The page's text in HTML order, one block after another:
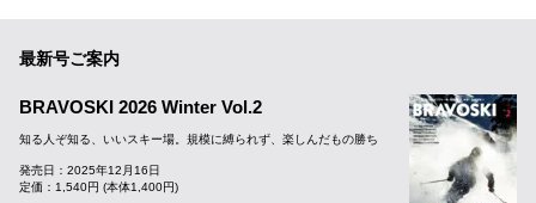
最新号ご案内
BRAVOSKI 2026 Winter Vol.2
知る人ぞ知る、いいスキー場。規模に縛られず、楽しんだもの勝ち
発売日：2025年12月16日
定価：1,540円 (本体1,400円)